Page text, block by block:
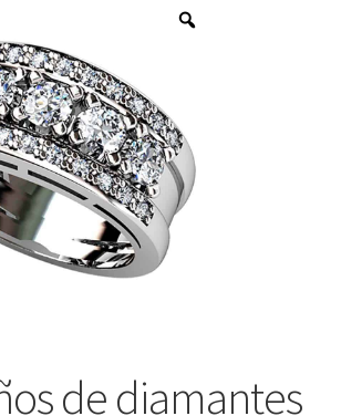
de diamantes